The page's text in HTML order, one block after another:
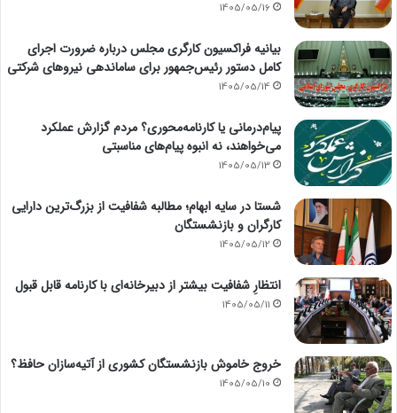
1405/05/16
بیانیه فراکسیون کارگری مجلس درباره ضرورت اجرای
کامل دستور رئیس‌جمهور برای ساماندهی نیروهای شرکتی
1405/05/14
پیام‌درمانی یا کارنامه‌محوری؟ مردم گزارش عملکرد
می‌خواهند، نه انبوه پیام‌های مناسبتی
1405/05/13
شستا در سایه ابهام؛ مطالبه شفافیت از بزرگ‌ترین دارایی
کارگران و بازنشستگان
1405/05/12
انتظارِ شفافیت بیشتر از دبیرخانه‌ای با کارنامه قابل قبول
1405/05/11
خروج خاموش بازنشستگان کشوری از آتیه‌سازان حافظ؟
1405/05/10